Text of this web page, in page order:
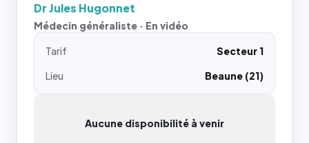
Dr Jules Hugonnet
Médecin généraliste · En vidéo
Tarif
Secteur 1
Lieu
Beaune (21)
Aucune disponibilité à venir